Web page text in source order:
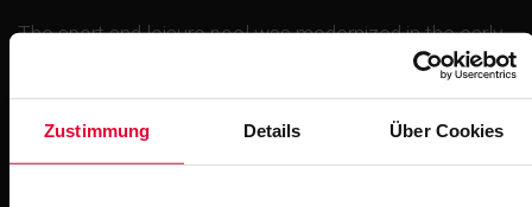
Zustimmung Details Über Cookies
The sport and leisure pool was modernized in the early
summer of 2017 in just five weeks. The result is an
attractive water park with an environmentally friendly
pool for non-swimmers. Planning and execution were
carried out by STEULER-KCH, who also lined the non-